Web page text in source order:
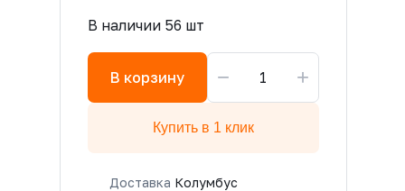
В наличии 56 шт
В корзину − +
Купить в 1 клик
Доставка Колумбус